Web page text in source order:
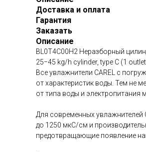
Доставка и оплата
Гарантия
Заказать
Описание
BL0T4C00H2 Неразборный
25−45 kg/h cylinder, type C (1
Все увлажнители CAREL с
от характеристик воды. Тем не
от типа воды и
Для современных увлажнителей
до 1250 мкС/см и
предотвращающие появление